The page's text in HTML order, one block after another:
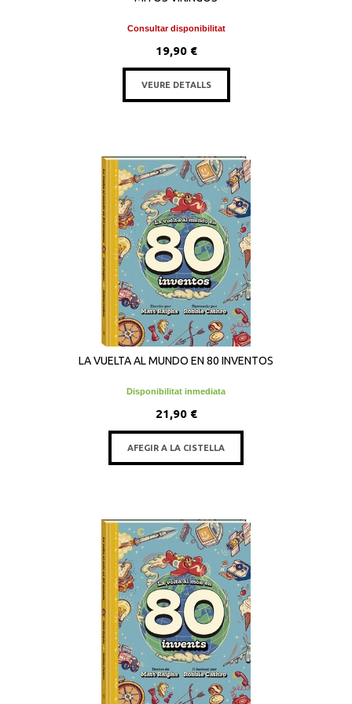
Consultar disponibilitat
19,90 €
VEURE DETALLS
LA VUELTA AL MUNDO EN 80 INVENTOS
Disponibilitat inmediata
21,90 €
AFEGIR A LA CISTELLA